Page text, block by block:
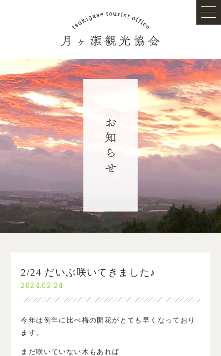
2/24 だいぶ咲いてきました♪
2024.02.24
今年は例年に比べ梅の開花がとても早くなっており
ます。
まだ咲いていない木もあれば